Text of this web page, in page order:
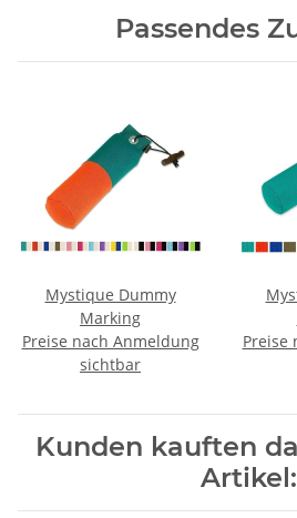
Passendes
Mystique Dummy
Marking
Preise nach Anmeldung
sichtbar
Preise
Kunden kauften
Artikel: